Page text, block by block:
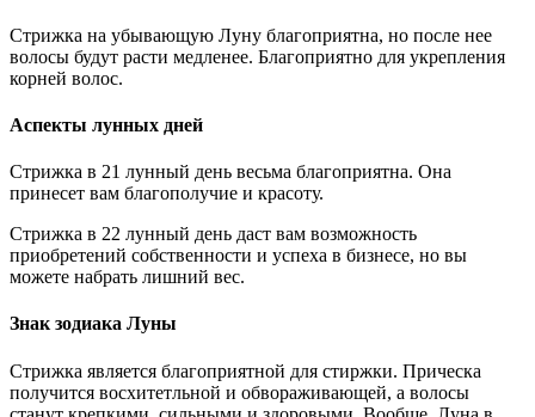
Стрижка на убывающую Луну благоприятна, но после нее
волосы будут расти медленее. Благоприятно для укрепления
корней волос.
Аспекты лунных дней
Стрижка в 21 лунный день весьма благоприятна. Она
принесет вам благополучие и красоту.
Стрижка в 22 лунный день даст вам возможность
приобретений собственности и успеха в бизнесе, но вы
можете набрать лишний вес.
Знак зодиака Луны
Стрижка является благоприятной для стиржки. Прическа
получится восхитетльной и обвораживающей, а волосы